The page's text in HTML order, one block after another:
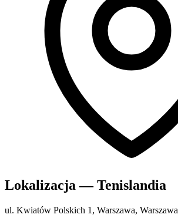
Lokalizacja — Tenislandia
ul. Kwiatów Polskich 1, Warszawa, Warszawa